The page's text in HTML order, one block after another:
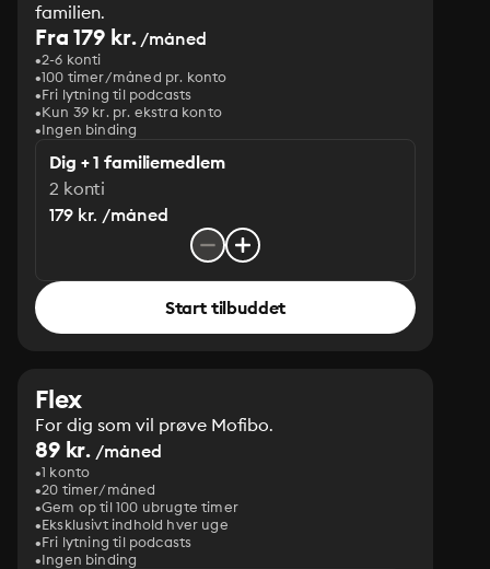
familien.
Fra 179 kr./måned
2-6 konti
100 timer/måned pr. konto
Fri lytning til podcasts
Kun 39 kr. pr. ekstra konto
Ingen binding
Dig + 1 familiemedlem
2 konti
179 kr. /måned
Start tilbuddet
Flex
For dig som vil prøve Mofibo.
89 kr. /måned
1 konto
20 timer/måned
Gem op til 100 ubrugte timer
Eksklusivt indhold hver uge
Fri lytning til podcasts
Ingen binding